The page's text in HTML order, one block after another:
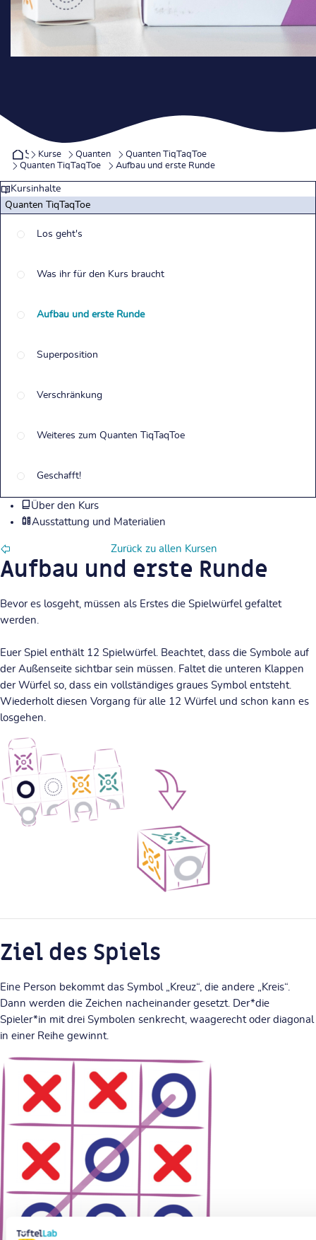
Startseite
Kurse Quanten
Quanten TiqTaqToe
Quanten TiqTaqToe
Aufbau und erste Runde
Kursinhalte
Quanten TiqTaqToe
Los geht's
Was ihr für den Kurs braucht
Aufbau und erste Runde
Superposition
Verschränkung
Weiteres zum Quanten TiqTaqToe
Geschafft!
Über den Kurs
Ausstattung und Materialien
Zurück zu allen Kursen
Aufbau und erste Runde
Bevor es losgeht, müssen als Erstes die Spielwürfel gefaltet
werden.
Euer Spiel enthält 12 Spielwürfel. Beachtet, dass die Symbole auf
der Außenseite sichtbar sein müssen. Faltet die unteren Klappen
der Würfel so, dass ein vollständiges graues Symbol entsteht.
Wiederholt diesen Vorgang für alle 12 Würfel und schon kann es
losgehen.
Ziel des Spiels
Eine Person bekommt das Symbol „Kreuz“, die andere „Kreis“.
Dann werden die Zeichen nacheinander gesetzt. Der*die
Spieler*in mit drei Symbolen senkrecht, waagerecht oder diagonal
in einer Reihe gewinnt.